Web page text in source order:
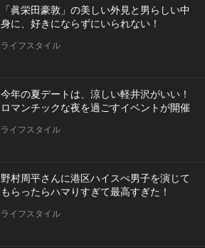
「眞栄田豪敦」の美しい外見と男らしい中
身に、好きにならずにいられない！
ライフスタイル
今年の夏デートは、涼しい軽井沢がいい！
ロマンチックな夜を過ごすイベントが開催
ライフスタイル
野村周平さんに港区ハイスぺ男子を演じて
もらったらハマりすぎて最高すぎた！
ライフスタイル